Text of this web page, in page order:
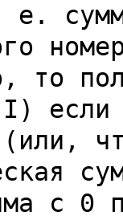
то
I) если
(или,
с 0